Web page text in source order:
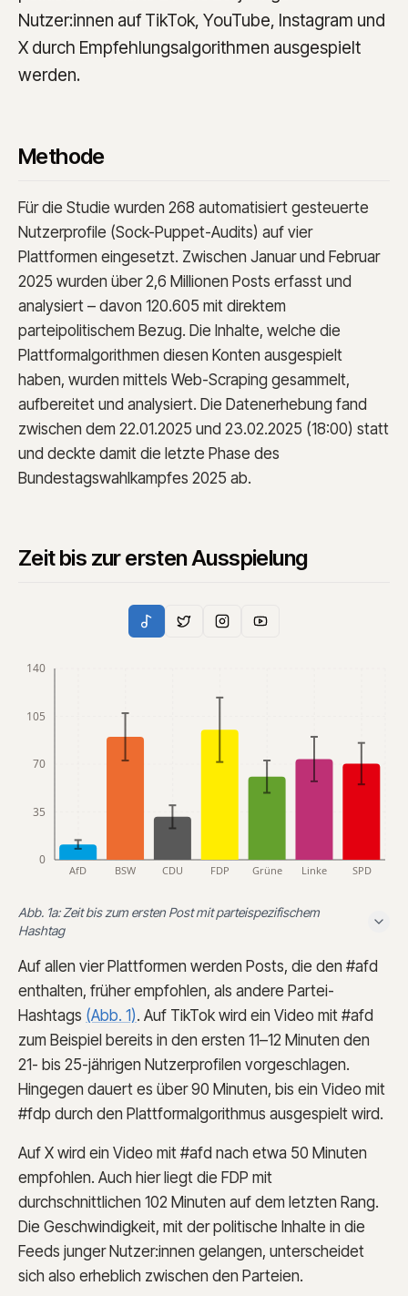
Nutzer:innen auf TikTok, YouTube, Instagram und
X durch Empfehlungsalgorithmen ausgespielt
werden.
Methode
Für die Studie wurden 268 automatisiert gesteuerte
Nutzerprofile (Sock-Puppet-Audits) auf vier
Plattformen eingesetzt. Zwischen Januar und Februar
2025 wurden über 2,6 Millionen Posts erfasst und
analysiert – davon 120.605 mit direktem
parteipolitischem Bezug. Die Inhalte, welche die
Plattformalgorithmen diesen Konten ausgespielt
haben, wurden mittels Web-Scraping gesammelt,
aufbereitet und analysiert. Die Datenerhebung fand
zwischen dem 22.01.2025 und 23.02.2025 (18:00) statt
und deckte damit die letzte Phase des
Bundestagswahlkampfes 2025 ab.
Zeit bis zur ersten Ausspielung
AfD BSW CDU FDP Grüne Linke SPD
0
35
70
105
140
Abb. 1a: Zeit bis zum ersten Post mit parteispezifischem
Hashtag
Auf allen vier Plattformen werden Posts, die den #afd
enthalten, früher empfohlen, als andere Partei-
Hashtags (Abb. 1). Auf TikTok wird ein Video mit #afd
zum Beispiel bereits in den ersten 11–12 Minuten den
21- bis 25-jährigen Nutzerprofilen vorgeschlagen.
Hingegen dauert es über 90 Minuten, bis ein Video mit
#fdp durch den Plattformalgorithmus ausgespielt wird.
Auf X wird ein Video mit #afd nach etwa 50 Minuten
empfohlen. Auch hier liegt die FDP mit
durchschnittlichen 102 Minuten auf dem letzten Rang.
Die Geschwindigkeit, mit der politische Inhalte in die
Feeds junger Nutzer:innen gelangen, unterscheidet
sich also erheblich zwischen den Parteien.